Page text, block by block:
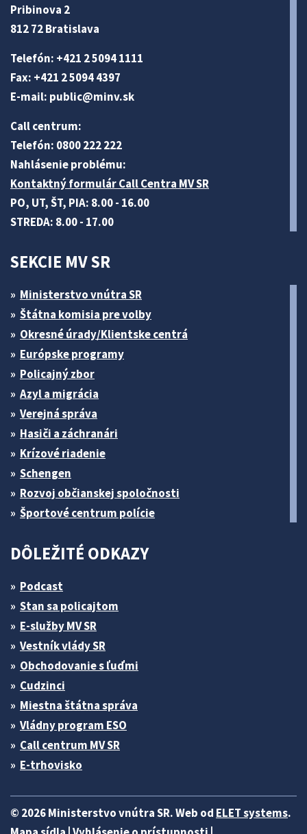
Pribinova 2
812 72 Bratislava
Telefón: +421 2 5094 1111
Fax: +421 2 5094 4397
E-mail: public@minv.sk
Call centrum:
Telefón: 0800 222 222
Nahlásenie problému:
Kontaktný formulár Call Centra MV SR
PO, UT, ŠT, PIA: 8.00 - 16.00
STREDA: 8.00 - 17.00
SEKCIE MV SR
Ministerstvo vnútra SR
Štátna komisia pre volby
Okresné úrady/Klientske centrá
Európske programy
Policajný zbor
Azyl a migrácia
Verejná správa
Hasiči a záchranári
Krízové riadenie
Schengen
Rozvoj občianskej spoločnosti
Športové centrum polície
DÔLEŽITÉ ODKAZY
Podcast
Stan sa policajtom
E-služby MV SR
Vestník vlády SR
Obchodovanie s ľuďmi
Cudzinci
Miestna štátna správa
Vládny program ESO
Call centrum MV SR
E-trhovisko
© 2026 Ministerstvo vnútra SR. Web od ELET systems.